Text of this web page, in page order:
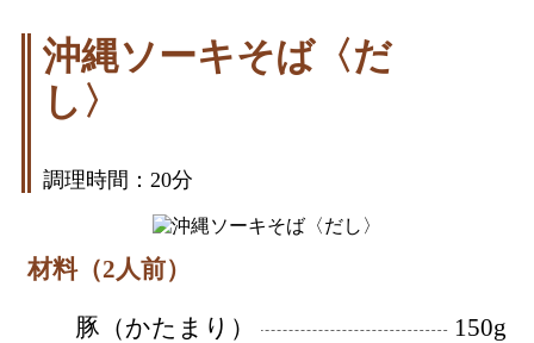
沖縄ソーキそば〈だ
し〉
調理時間：20分
材料（2人前）
豚（かたまり）
150g